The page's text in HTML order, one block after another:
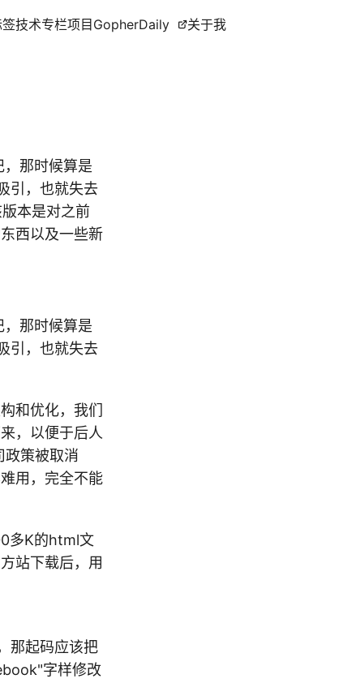
技术专栏项目 GopherDaily 关于我
那时候算是
引，也就失去
本是对之前
西以及一些新
，那时候算是
引，也就失去
和优化，我们
，以便于后人
政策被取消
用，完全不能
多K的html文
站下载后，用
那起码应该把
字样修改